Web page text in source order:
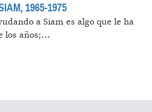
1965-1975
a Siam es algo que le ha
los años;...